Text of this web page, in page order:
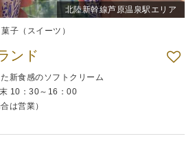
北陸新幹線芦原温泉駅エリア
子（スイーツ）
ンド
新食感のソフトクリーム
10：30～16：00
は営業）